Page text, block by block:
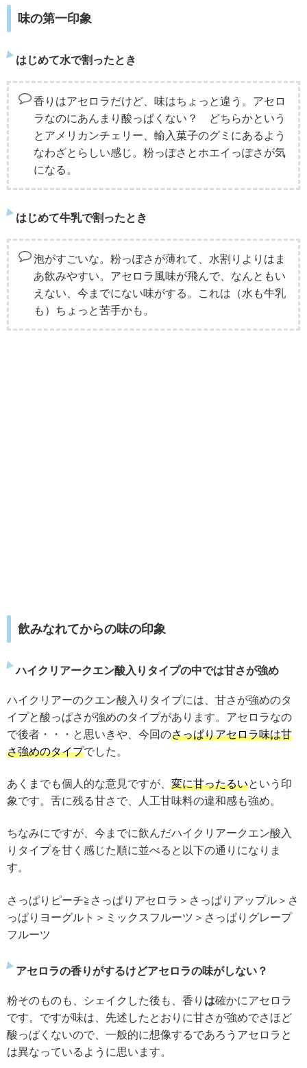
味の第一印象
はじめて水で割ったとき
香りはアセロラだけど、味はちょっと違う。アセロ
ラなのにあんまり酸っぱくない？ どちらかという
とアメリカンチェリー、輸入菓子のグミにあるよう
なわざとらしい感じ。粉っぽさとホエイっぽさが気
になる。
はじめて牛乳で割ったとき
泡がすごいな。粉っぽさが薄れて、水割りよりはま
あ飲みやすい。アセロラ風味が飛んで、なんともい
えない、今までにない味がする。これは（水も牛乳
も）ちょっと苦手かも。
飲みなれてからの味の印象
ハイクリアークエン酸入りタイプの中では甘さが強め
ハイクリアーのクエン酸入りタイプには、甘さが強めのタ
イプと酸っぱさが強めのタイプがあります。アセロラなの
で後者・・・と思いきや、今回のさっぱりアセロラ味は甘
さ強めのタイプでした。
あくまでも個人的な意見ですが、 変に甘ったるいという印
象です。舌に残る甘さで、人工甘味料の違和感も強め。
ちなみにですが、今までに飲んだハイクリアークエン酸入
りタイプを甘く感じた順に並べると以下の通りになりま
す。
さっぱりピーチ≧さっぱりアセロラ＞さっぱりアップル＞さ
っぱりヨーグルト＞ミックスフルーツ＞さっぱりグレープ
フルーツ
アセロラの香りがするけどアセロラの味がしない？
粉そのものも、シェイクした後も、香り は確かにアセロラ
です。ですが味は、先述したとおりに甘さが強めでさほど
酸っぱくないので、一般的に想像するであろうアセロラと
は異なっているように思います。